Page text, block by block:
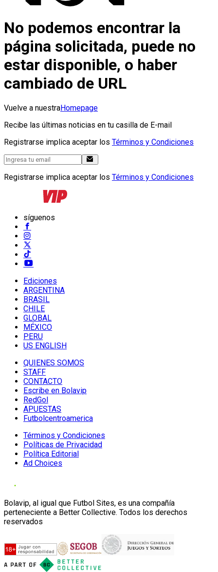
No podemos encontrar la
página solicitada, puede no
estar disponible, o haber
cambiado de URL
Vuelve a nuestraHomepage
Recibe las últimas noticias en tu casilla de E-mail
Registrarse implica aceptar los Términos y Condiciones
Registrarse implica aceptar los Términos y Condiciones
síguenos
Ediciones
ARGENTINA
BRASIL
CHILE
GLOBAL
MÉXICO
PERU
US ENGLISH
QUIENES SOMOS
STAFF
CONTACTO
Escribe en Bolavip
RedGol
APUESTAS
Futbolcentroamerica
Términos y Condiciones
Políticas de Privacidad
Política Editorial
Ad Choices
Bolavip, al igual que Futbol Sites, es una compañía
perteneciente a Better Collective. Todos los derechos
reservados